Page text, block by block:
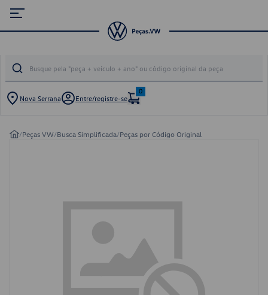
Nova Serrana Entre/registre-se
0
/Peças VW/Busca Simplificada/Peças por Código Original